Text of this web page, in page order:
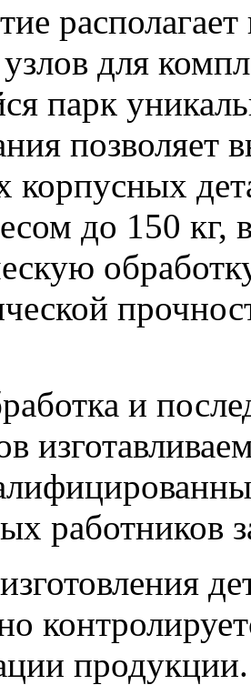
для
парк
позволяет
корпусных
до 150 кг,
и
работников
продукции.